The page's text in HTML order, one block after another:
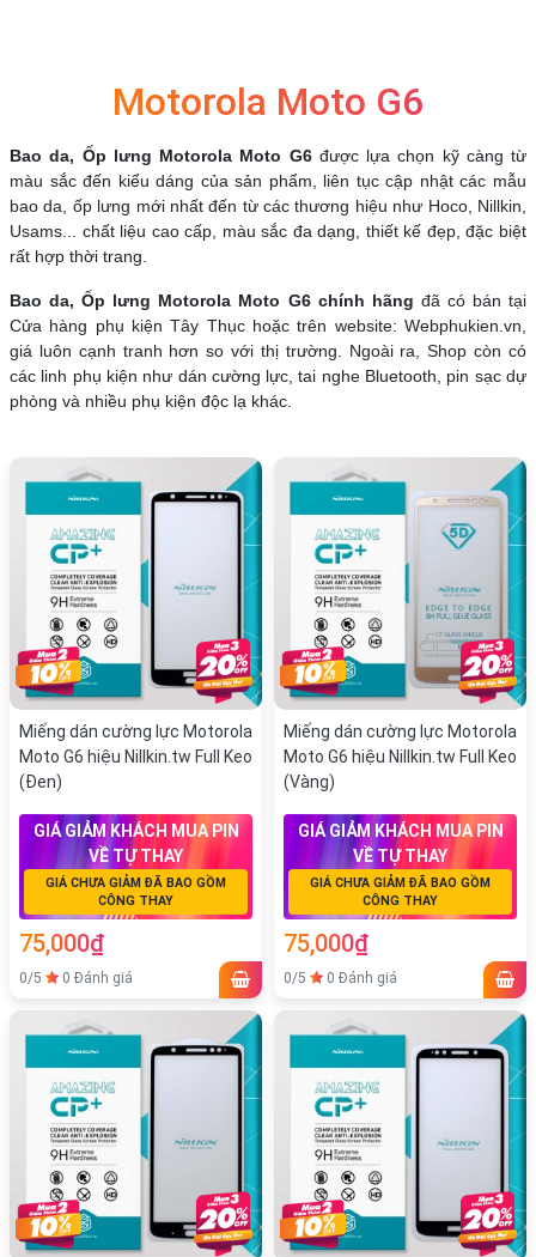
Motorola Moto G6
Bao da, Ốp lưng Motorola Moto G6được lựa chọn kỹ càng từ
màu sắc đến kiểu dáng của sản phẩm, liên tục cập nhật các mẫu
bao da, ốp lưng mới nhất đến từ các thương hiệu như Hoco, Nillkin,
Usams... chất liệu cao cấp, màu sắc đa dạng, thiết kế đẹp, đặc biệt
rất hợp thời trang.
Bao da, Ốp lưng Motorola Moto G6 chính hãng đã có bán tại
Cửa hàng phụ kiện Tây Thục hoặc trên website: Webphukien.vn,
giá luôn cạnh tranh hơn so với thị trường. Ngoài ra, Shop còn có
các linh phụ kiện như dán cường lực, tai nghe Bluetooth, pin sạc dự
phòng và nhiều phụ kiện độc lạ khác.
Miếng dán cường lực Motorola
Moto G6 hiệu Nillkin.tw Full Keo
(Đen)
GIÁ GIẢM KHÁCH MUA PIN
VỀ TỰ THAY
GIÁ CHƯA GIẢM ĐÃ BAO GỒM
CÔNG THAY
75,000₫
0/5 0 Đánh giá
Miếng dán cường lực Motorola
Moto G6 hiệu Nillkin.tw Full Keo
(Vàng)
GIÁ GIẢM KHÁCH MUA PIN
VỀ TỰ THAY
GIÁ CHƯA GIẢM ĐÃ BAO GỒM
CÔNG THAY
75,000₫
0/5 0 Đánh giá